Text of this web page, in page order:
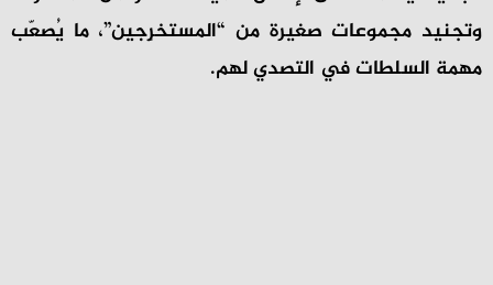
وتجنيد مجموعات صغيرة من “المستخرِجين”، ما يُصعّب
مهمة السلطات في التصدي لهم.